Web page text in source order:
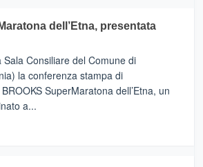
dell’Etna, presentata
Consiliare del Comune di
la conferenza stampa di
SuperMaratona dell’Etna, un
a...